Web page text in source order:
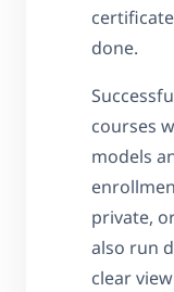
done.
courses
models
private,
also run
clear